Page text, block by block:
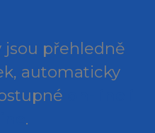
jsou přehledně
automaticky
.